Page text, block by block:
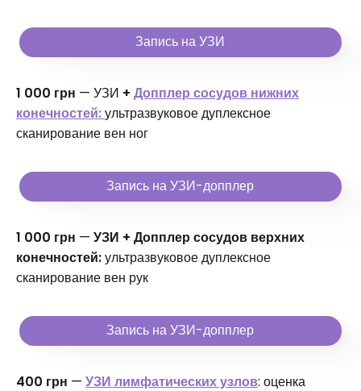
Запись на УЗИ
1 000 грн — УЗИ + Допплер сосудов нижних
конечностей:ультразвуковое дуплексное
сканирование вен ног
Запись на УЗИ-допплер
1 000 грн — УЗИ + Допплер сосудов верхних
конечностей:ультразвуковое дуплексное
сканирование вен рук
Запись на УЗИ-допплер
400 грн — УЗИ лимфатических узлов: оценка